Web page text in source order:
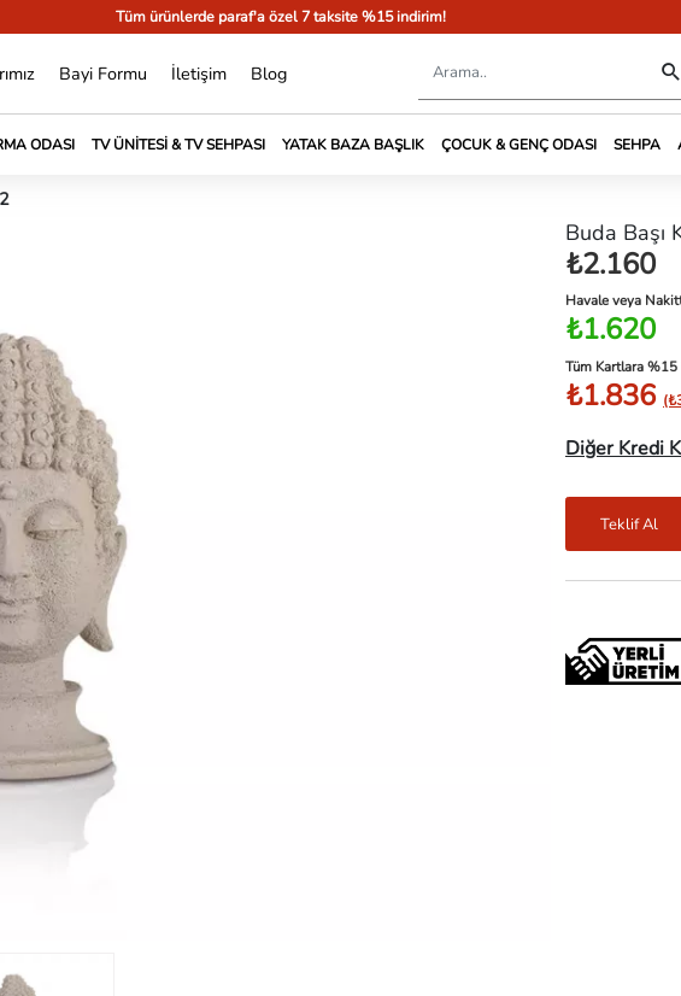
Tüm ürünlerde paraf'a özel 7 taksite %15 indirim!
Bayi Formu İletişim Blog
ODASI TV ÜNITESI & TV SEHPASI YATAK BAZA BAŞLIK ÇOCUK & GENÇ ODASI SEHPA
Buda Başı
₺2.160
Havale veya
₺1.620
Tüm Kartlara
₺1.836
Diğer Kredi
Teklif Al